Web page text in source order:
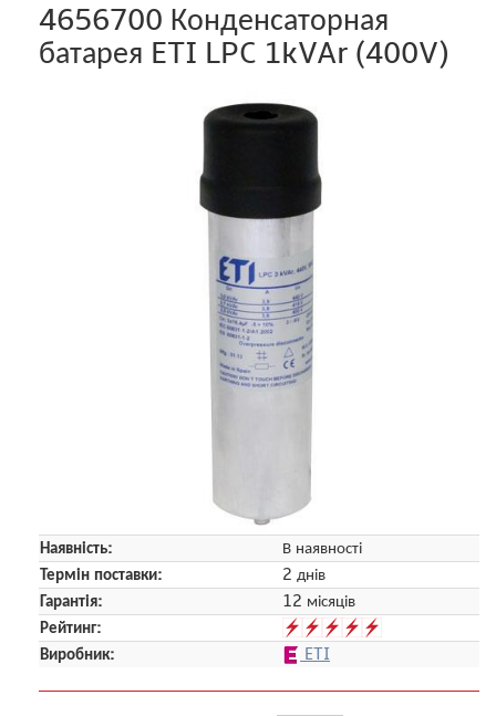
4656700 Конденсаторная
батарея ETI LPC 1kVAr (400V)
Наявність:
В наявності
Термін поставки:
2 днів
Гарантія:
12 місяців
Рейтинг:
Виробник:
ETI